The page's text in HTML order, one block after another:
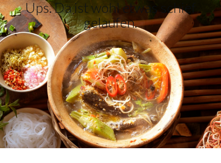
Ups. Da ist wohl etwas schief
gelaufen.